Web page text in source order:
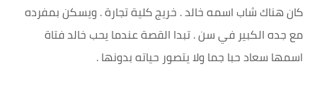
كان هناك شاب اسمه خالد . خريج كلية تجارة . ويسكن بمفرده
مع جده الكبير في سن . تبدا القصة عندما يحب خالد فتاة
اسمها سعاد حبا جما ولا يتصور حياته بدونها .